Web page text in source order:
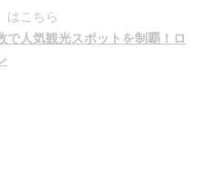
はこちら
で人気観光スポットを制覇！ロ